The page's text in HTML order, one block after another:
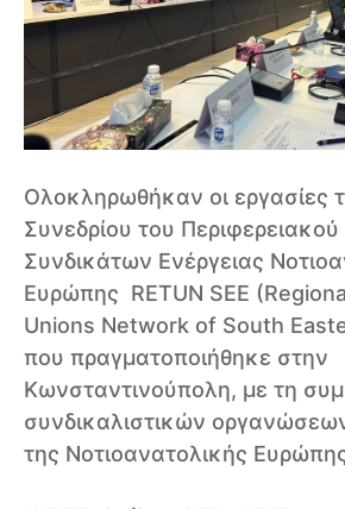
Ολοκληρωθήκαν οι εργασίες
Συνεδρίου του
Συνδικάτων Ενέργειας
Ευρώπης RETUN SEE
Unions Network of South
που πραγματοποιήθηκε στην
Kωνσταντινούπολη, με τη
συνδικαλιστικών
της Νοτιοανατολικής